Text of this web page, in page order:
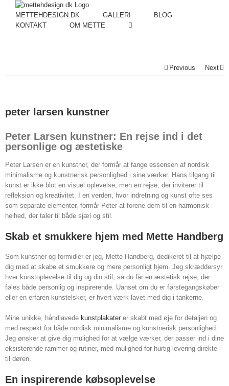
METTEHDESIGN.DK GALLERI
BLOG
KONTAKT
OM METTE
Previous Next
peter larsen kunstner
Peter Larsen kunstner: En rejse ind i det
personlige og æstetiske
Peter Larsen er en kunstner, der formår at fange essensen af nordisk
minimalisme og kunstnerisk personlighed i sine værker. Hans tilgang til
kunst er ikke blot en visuel oplevelse, men en rejse, der inviterer til
refleksion og kreativitet. I en verden, hvor indretning og kunst ofte ses
som separate elementer, formår Peter at forene dem til en harmonisk
helhed, der taler til både sjæl og stil.
Skab et smukkere hjem med Mette Handberg
Som kunstner og formidler er jeg, Mette Handberg, dedikeret til at hjælpe
dig med at skabe et smukkere og mere personligt hjem. Jeg skræddersyr
hver kunstoplevelse til dig og din stil, så du får en æstetisk rejse, der
føles både personlig og inspirerende. Uanset om du er førstegangskøber
eller en erfaren kunstelsker, er hvert værk lavet med dig i tankerne.
Mine unikke, håndlavede kunstplakater er skabt med øje for detaljen og
med respekt for både nordisk minimalisme og kunstnerisk personlighed.
Jeg ønsker at give dig mulighed for at vælge værker, der passer ind i dine
eksisterende rammer og rutiner, med mulighed for hurtig levering direkte
til døren.
En inspirerende købsoplevelse